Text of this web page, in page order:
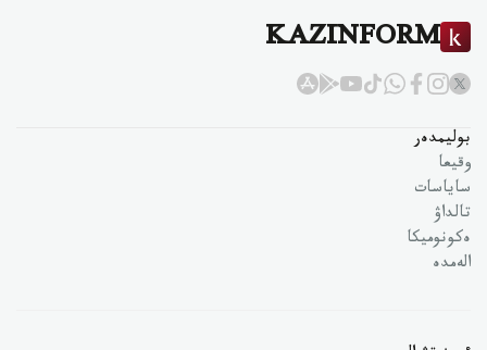
KAZINFORM
بوليمدەر
وقيعا
ساياسات
تالداۋ
ەكونوميكا
الەمدە